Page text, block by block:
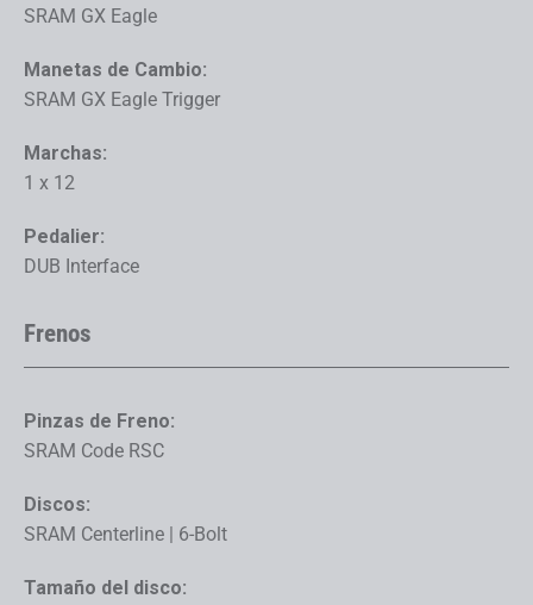
SRAM GX Eagle
Manetas de Cambio:
SRAM GX Eagle Trigger
Marchas:
1 x 12
Pedalier:
DUB Interface
Frenos
Pinzas de Freno:
SRAM Code RSC
Discos:
SRAM Centerline | 6-Bolt
Tamaño del disco: